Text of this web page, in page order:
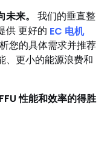
来。
我们的垂直整
供 更好的 EC 电机
您的具体需求并推荐
、更小的能源浪费和
性能和效率的得胜